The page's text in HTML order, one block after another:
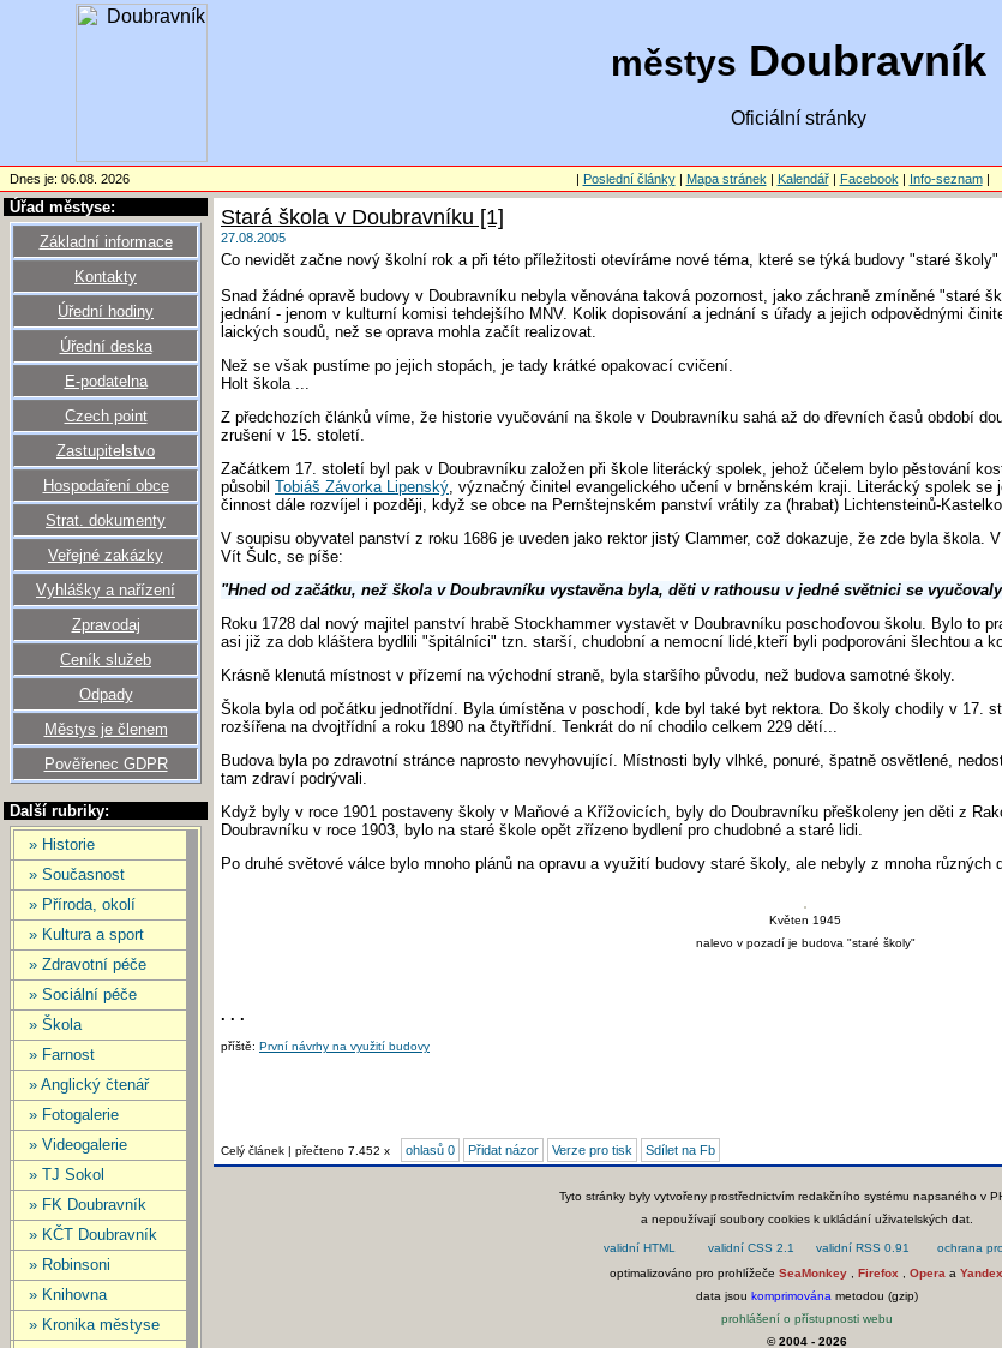
městys Doubravník
Oficiální stránky
Dnes je: 06.08. 2026 | Poslední články| Mapa stránek | Kalendář| Facebook | Info-seznam|
Úřad městyse:
Základní informace
Kontakty
Úřední hodiny
Úřední deska
E-podatelna
Czech point
Zastupitelstvo
Hospodaření obce
Strat. dokumenty
Veřejné zakázky
Vyhlášky a nařízení
Zpravodaj
Ceník služeb
Odpady
Městys je členem
Pověřenec GDPR
Další rubriky:
» Historie
» Současnost
» Příroda, okolí
» Kultura a sport
» Zdravotní péče
» Sociální péče
» Škola
» Farnost
» Anglický čtenář
» Fotogalerie
» Videogalerie
» TJ Sokol
» FK Doubravník
» KČT Doubravník
» Robinsoni
» Knihovna
» Kronika městyse
Stará škola v Doubravníku [1]
27.08.2005
Co nevidět začne nový školní rok a při této příležitosti otevíráme nové téma, které se týká budovy "staré
Snad žádné opravě budovy v Doubravníku nebyla věnována taková pozornost, jako záchraně zmíněné "staré
jednání - jenom v kulturní komisi tehdejšího MNV. Kolik dopisování a jednání s úřady a jejich odpovědnými
laických soudů, než se oprava mohla začít realizovat.
Než se však pustíme po jejich stopách, je tady krátké opakovací cvičení.
Holt škola ...
Z předchozích článků víme, že historie vyučování na škole v Doubravníku sahá až do dřevních časů období
zrušení v 15. století.
Začátkem 17. století byl pak v Doubravníku založen při škole literácký spolek, jehož účelem bylo pěstování
působil Tobiáš Závorka Lipenský, význačný činitel evangelického učení v brněnském kraji. Literácký spolek se
činnost dále rozvíjel i později, když se obce na Pernštejnském panství vrátily za (hrabat) Lichtensteinů-
V soupisu obyvatel panství z roku 1686 je uveden jako rektor jistý Clammer, což dokazuje, že zde byla škola.
Vít Šulc, se píše:
"Hned od začátku, než škola v Doubravníku vystavěna byla, děti v rathousu v jedné světnici se
Roku 1728 dal nový majitel panství hrabě Stockhammer vystavět v Doubravníku poschoďovou školu. Bylo to
asi již za dob kláštera bydlili "špitálníci" tzn. starší, chudobní a nemocní lidé,kteří byli podporováni šlechtou a
Krásně klenutá místnost v přízemí na východní straně, byla staršího původu, než budova samotné školy.
Škola byla od počátku jednotřídní. Byla úmístěna v poschodí, kde byl také byt rektora. Do školy chodily v 17.
rozšířena na dvojtřídní a roku 1890 na čtyřtřídní. Tenkrát do ní chodilo celkem 229 dětí...
Budova byla po zdravotní stránce naprosto nevyhovující. Místnosti byly vlhké, ponuré, špatně osvětlené,
tam zdraví podrývali.
Když byly v roce 1901 postaveny školy v Maňové a Křížovicích, byly do Doubravníku přeškoleny jen děti z
Doubravníku v roce 1903, bylo na staré škole opět zřízeno bydlení pro chudobné a staré lidi.
Po druhé světové válce bylo mnoho plánů na opravu a využití budovy staré školy, ale nebyly z mnoha různých
Květen 1945
nalevo v pozadí je budova "staré školy"
. . .
příště: První návrhy na využití budovy
Celý článek | přečteno 7.452 x ohlasů 0 Přidat názor Verze pro tisk Sdílet na Fb
Tyto stránky byly vytvořeny prostřednictvím redakčního systému napsaného v
a nepoužívají soubory cookies k ukládání uživatelských dat.
optimalizováno pro prohlížeče SeaMonkey Firefox Opera a Yandex
data jsou komprimována metodou (gzip)
prohlášení o přístupnosti webu
© 2004 - 2026